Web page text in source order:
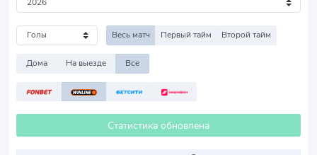
Весь матч Первый тайм Второй тайм
Дома На выезде Все
Статистика обновлена